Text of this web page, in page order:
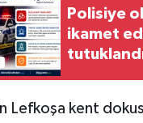
Polisiye
ikamet
Lefkoşa kent